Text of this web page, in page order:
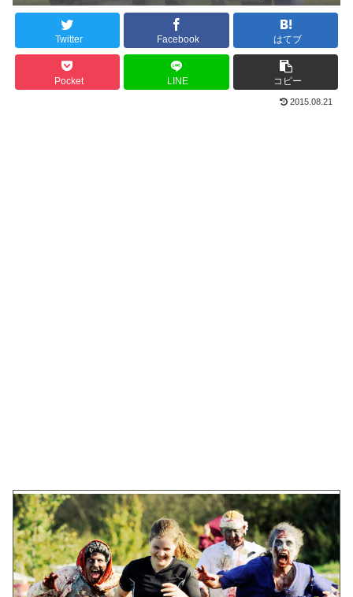
Twitter Facebook はてブ
Pocket LINE コピー
2015.08.21